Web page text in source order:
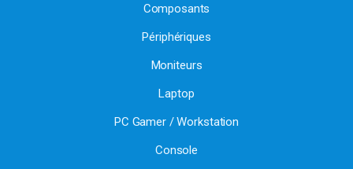
Composants
Périphériques
Moniteurs
Laptop
PC Gamer / Workstation
Console